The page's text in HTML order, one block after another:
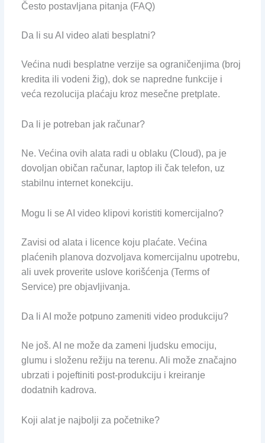
Često postavljana pitanja (FAQ)
Da li su AI video alati besplatni?
Većina nudi besplatne verzije sa ograničenjima (broj
kredita ili vodeni žig), dok se napredne funkcije i
veća rezolucija plaćaju kroz mesečne pretplate.
Da li je potreban jak računar?
Ne. Većina ovih alata radi u oblaku (Cloud), pa je
dovoljan običan računar, laptop ili čak telefon, uz
stabilnu internet konekciju.
Mogu li se AI video klipovi koristiti komercijalno?
Zavisi od alata i licence koju plaćate. Većina
plaćenih planova dozvoljava komercijalnu upotrebu,
ali uvek proverite uslove korišćenja (Terms of
Service) pre objavljivanja.
Da li AI može potpuno zameniti video produkciju?
Ne još. AI ne može da zameni ljudsku emociju,
glumu i složenu režiju na terenu. Ali može značajno
ubrzati i pojeftiniti post-produkciju i kreiranje
dodatnih kadrova.
Koji alat je najbolji za početnike?